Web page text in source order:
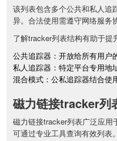
该列表包含多个公共和私人追
异。合法使用需遵守网络服务
了解tracker列表结构有助于提
公共追踪器：开放给所有用户
私人追踪器：特定平台专用地
混合模式：公私追踪器结合使
磁力链接tracker列
磁力链接tracker列表广泛应用
可通过专业工具查询有效列表。